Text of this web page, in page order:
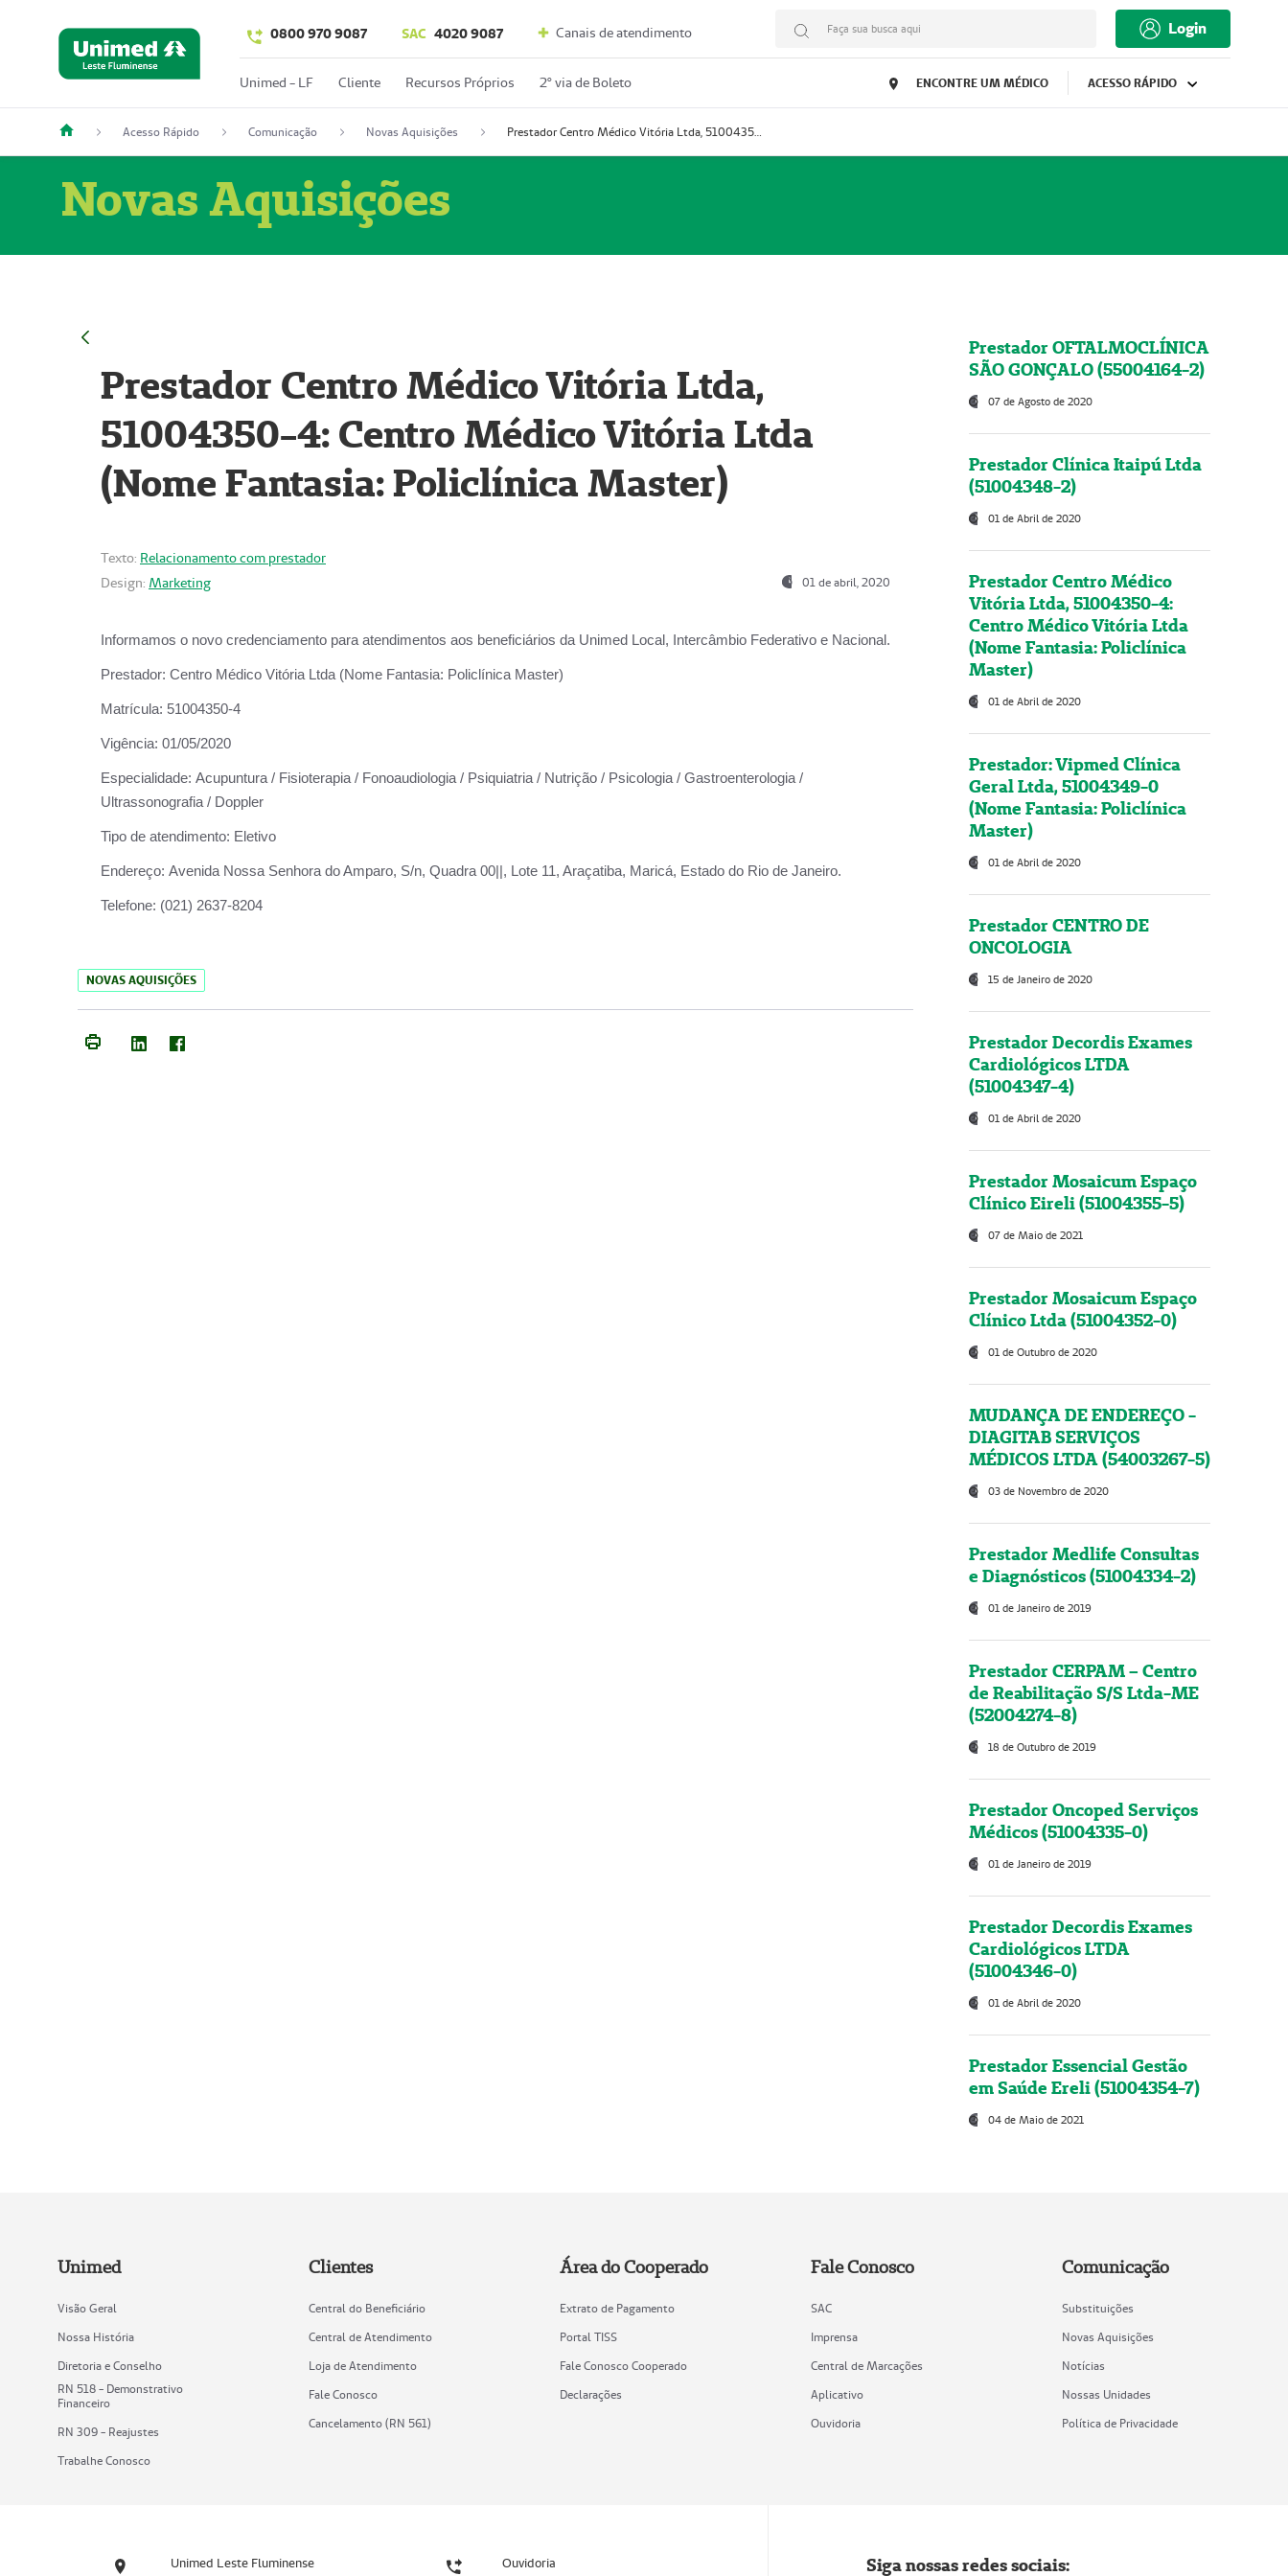
0800 970 9087 SAC 4020 9087 Canais de atendimento Faça sua busca aqui Login
Unimed - LF Cliente Recursos Próprios 2º via de Boleto ENCONTRE UM MÉDICO ACESSO RÁPIDO
Acesso Rápido Comunicação Novas Aquisições Prestador Centro Médico Vitória Ltda, 51004350-4: Centro Médico Vitória Ltda (Nome Fantasia: Policlínica Master)
Novas Aquisições
Prestador Centro Médico Vitória Ltda,
51004350-4: Centro Médico Vitória Ltda
(Nome Fantasia: Policlínica Master)
Texto: Relacionamento com prestador
Design: Marketing 01 de abril, 2020
Informamos o novo credenciamento para atendimentos aos beneficiários da Unimed Local, Intercâmbio Federativo e Nacional.
Prestador: Centro Médico Vitória Ltda (Nome Fantasia: Policlínica Master)
Matrícula: 51004350-4
Vigência: 01/05/2020
Especialidade: Acupuntura / Fisioterapia / Fonoaudiologia / Psiquiatria / Nutrição / Psicologia / Gastroenterologia /
Ultrassonografia / Doppler
Tipo de atendimento: Eletivo
Endereço: Avenida Nossa Senhora do Amparo, S/n, Quadra 00||, Lote 11, Araçatiba, Maricá, Estado do Rio de Janeiro.
Telefone: (021) 2637-8204
NOVAS AQUISIÇÕES
Prestador OFTALMOCLÍNICA
SÃO GONÇALO (55004164-2)
07 de Agosto de 2020
Prestador Clínica Itaipú Ltda
(51004348-2)
01 de Abril de 2020
Prestador Centro Médico
Vitória Ltda, 51004350-4:
Centro Médico Vitória Ltda
(Nome Fantasia: Policlínica
Master)
01 de Abril de 2020
Prestador: Vipmed Clínica
Geral Ltda, 51004349-0
(Nome Fantasia: Policlínica
Master)
01 de Abril de 2020
Prestador CENTRO DE
ONCOLOGIA
15 de Janeiro de 2020
Prestador Decordis Exames
Cardiológicos LTDA
(51004347-4)
01 de Abril de 2020
Prestador Mosaicum Espaço
Clínico Eireli (51004355-5)
07 de Maio de 2021
Prestador Mosaicum Espaço
Clínico Ltda (51004352-0)
01 de Outubro de 2020
MUDANÇA DE ENDEREÇO -
DIAGITAB SERVIÇOS
MÉDICOS LTDA (54003267-5)
03 de Novembro de 2020
Prestador Medlife Consultas
e Diagnósticos (51004334-2)
01 de Janeiro de 2019
Prestador CERPAM – Centro
de Reabilitação S/S Ltda-ME
(52004274-8)
18 de Outubro de 2019
Prestador Oncoped Serviços
Médicos (51004335-0)
01 de Janeiro de 2019
Prestador Decordis Exames
Cardiológicos LTDA
(51004346-0)
01 de Abril de 2020
Prestador Essencial Gestão
em Saúde Ereli (51004354-7)
04 de Maio de 2021
Unimed
Visão Geral
Nossa História
Diretoria e Conselho
RN 518 - Demonstrativo
Financeiro
RN 309 - Reajustes
Trabalhe Conosco
Clientes
Central do Beneficiário
Central de Atendimento
Loja de Atendimento
Fale Conosco
Cancelamento (RN 561)
Área do Cooperado
Extrato de Pagamento
Portal TISS
Fale Conosco Cooperado
Declarações
Fale Conosco
SAC
Imprensa
Central de Marcações
Aplicativo
Ouvidoria
Comunicação
Substituições
Novas Aquisições
Notícias
Nossas Unidades
Política de Privacidade
Unimed Leste Fluminense Ouvidoria Siga nossas redes sociais: